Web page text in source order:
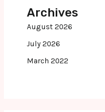
Archives
August 2026
July 2026
March 2022